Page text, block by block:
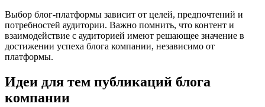
Выбор блог-платформы зависит от целей, предпочтений и
потребностей аудитории. Важно помнить, что контент и
взаимодействие с аудиторией имеют решающее значение в
достижении успеха блога компании, независимо от
платформы.
Идеи для тем публикаций блога
компании